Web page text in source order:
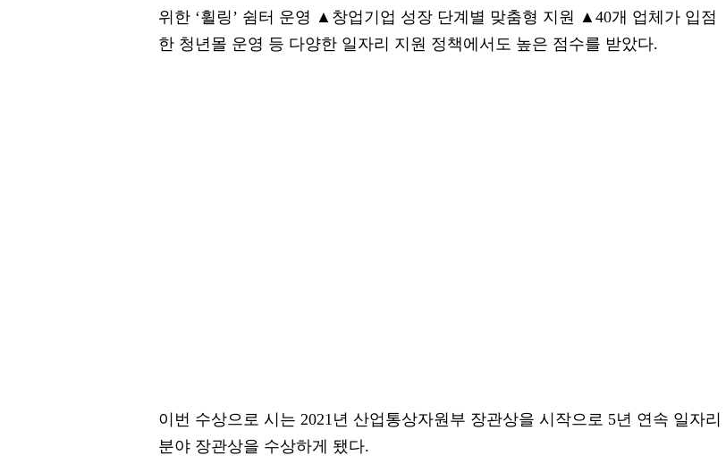
위한 ‘휠링’ 쉼터 운영 ▲창업기업 성장 단계별 맞춤형 지원 ▲40개 업체가 입점
한 청년몰 운영 등 다양한 일자리 지원 정책에서도 높은 점수를 받았다.
이번 수상으로 시는 2021년 산업통상자원부 장관상을 시작으로 5년 연속 일자리
분야 장관상을 수상하게 됐다.